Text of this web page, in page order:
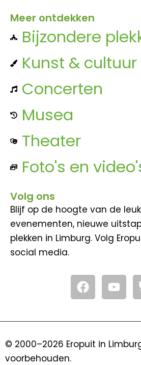
Meer ontdekken
Bijzondere
Kunst & cultuur
Concerten
Musea
Theater
Foto's en
Volg ons
Blijf op de hoogte van de
evenementen, nieuwe
plekken in Limburg. Volg
social media.
F
a
c
e
o
Y
o
u
t
b
© 2000–2026 Eropuit in
voorbehouden.